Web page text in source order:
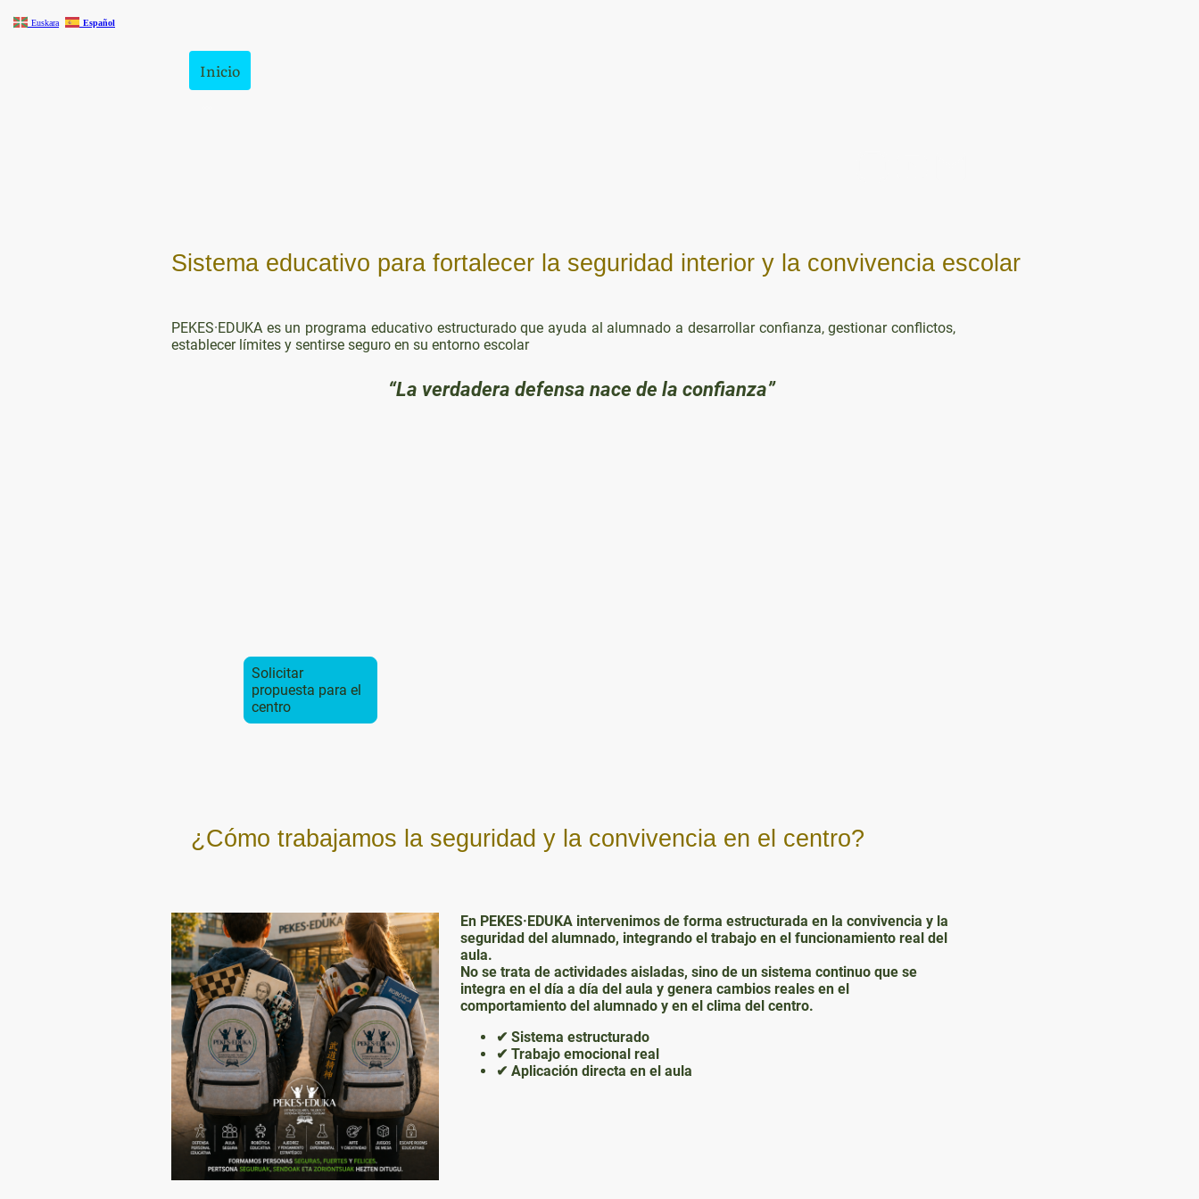
Inicio
Sistema educativo para fortalecer la seguridad interior y la convivencia escolar
PEKES·EDUKA es un programa educativo estructurado que ayuda al alumnado a desarrollar confianza, gestionar conflictos,
establecer límites y sentirse seguro en su entorno escolar
Solicitar
propuesta para el
centro
“La verdadera defensa nace de la confianza”
¿Cómo trabajamos la seguridad y la convivencia en el centro?
En PEKES·EDUKA intervenimos de forma estructurada en la convivencia y la
seguridad del alumnado, integrando el trabajo en el funcionamiento real del
aula.
No se trata de actividades aisladas, sino de un sistema continuo que se
integra en el día a día del aula y genera cambios reales en el
comportamiento del alumnado y en el clima del centro.
✔ Sistema estructurado
✔ Trabajo emocional real
✔ Aplicación directa en el aula
Euskara Español